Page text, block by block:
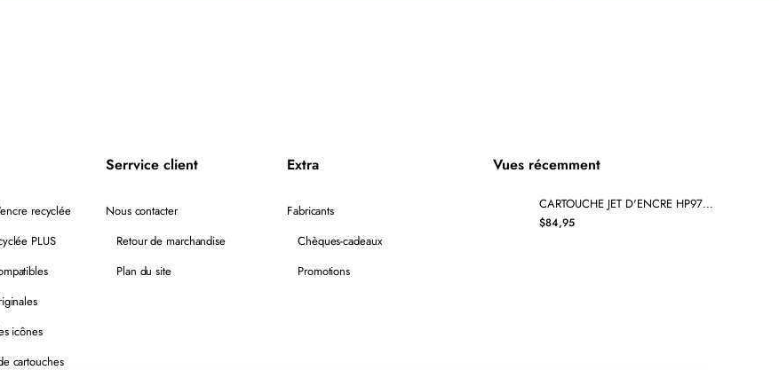
recyclée
PLUS
icônes
cartouches
Serrvice client
Nous contacter
Retour de marchandise
Plan du site
Extra
Fabricants
Chèques-cadeaux
Promotions
Vues récemment
CARTOUCHE JET D'ENCRE HP972X L0R98AN RECYCLÉE CYAN
$84,95